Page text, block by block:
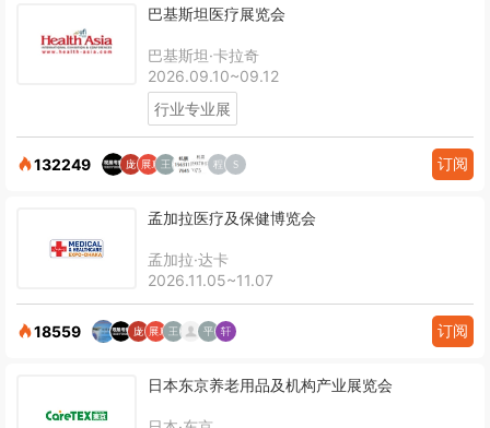
巴基斯坦医疗展览会
巴基斯坦·卡拉奇
2026.09.10~09.12
行业专业展
132249 订阅
孟加拉医疗及保健博览会
孟加拉·达卡
2026.11.05~11.07
18559 订阅
日本东京养老用品及机构产业展览会